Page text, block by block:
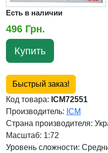
Есть в наличии
496 Грн.
Купить
Быстрый заказ!
Код товара: ICM72551
Производитель: ICM
Страна производителя:
Масштаб: 1:72
Уровень сложности: